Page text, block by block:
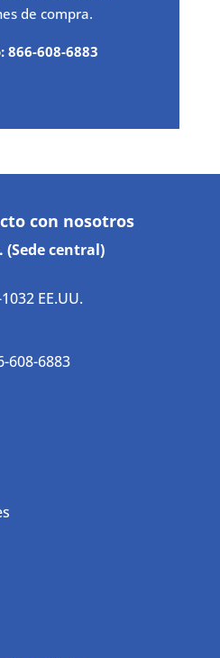
de compra.
608-6883
con nosotros
(Sede central)
EE.UU.
608-6883